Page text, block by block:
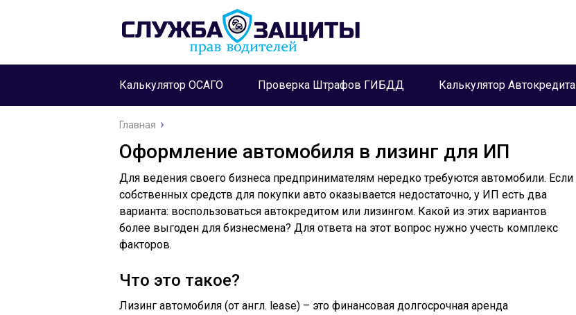
Калькулятор ОСАГО Проверка Штрафов ГИБДД Калькулятор Автокредита
Главная
Оформление автомобиля в лизинг для ИП
Для ведения своего бизнеса предпринимателям нередко требуются автомобили. Если
собственных средств для покупки авто оказывается недостаточно, у ИП есть два
варианта: воспользоваться автокредитом или лизингом. Какой из этих вариантов
более выгоден для бизнесмена? Для ответа на этот вопрос нужно учесть комплекс
факторов.
Что это такое?
Лизинг автомобиля (от англ. lease) – это финансовая долгосрочная аренда